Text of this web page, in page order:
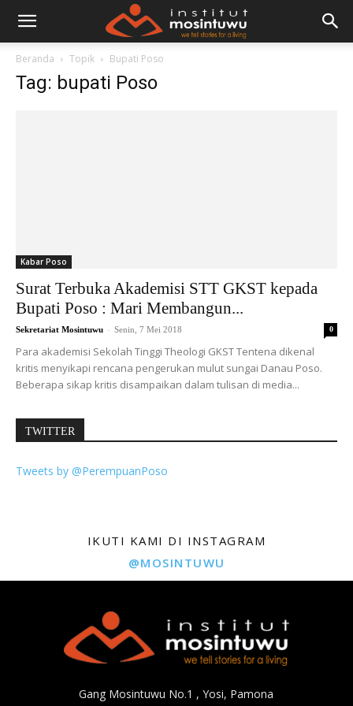
Beranda Topik Bupati Poso
Tag: bupati Poso
Kabar Poso
Surat Terbuka Akademisi STT GKST kepada
Bupati Poso : Mari Membangun...
Sekretariat Mosintuwu - Senin, 7 Mei 2018 0
Para akademisi Sekolah Tinggi Theologi GKST Tentena dikenal
kritis menyikapi rencana pengerukan mulut sungai Danau Poso.
Beberapa sikap kritis disampaikan dalam tulisan di media...
TWITTER
Tweets by @PerempuanPoso
IKUTI KAMI DI INSTAGRAM
@MOSINTUWU
Gang Mosintuwu No.1 , Yosi, Pamona